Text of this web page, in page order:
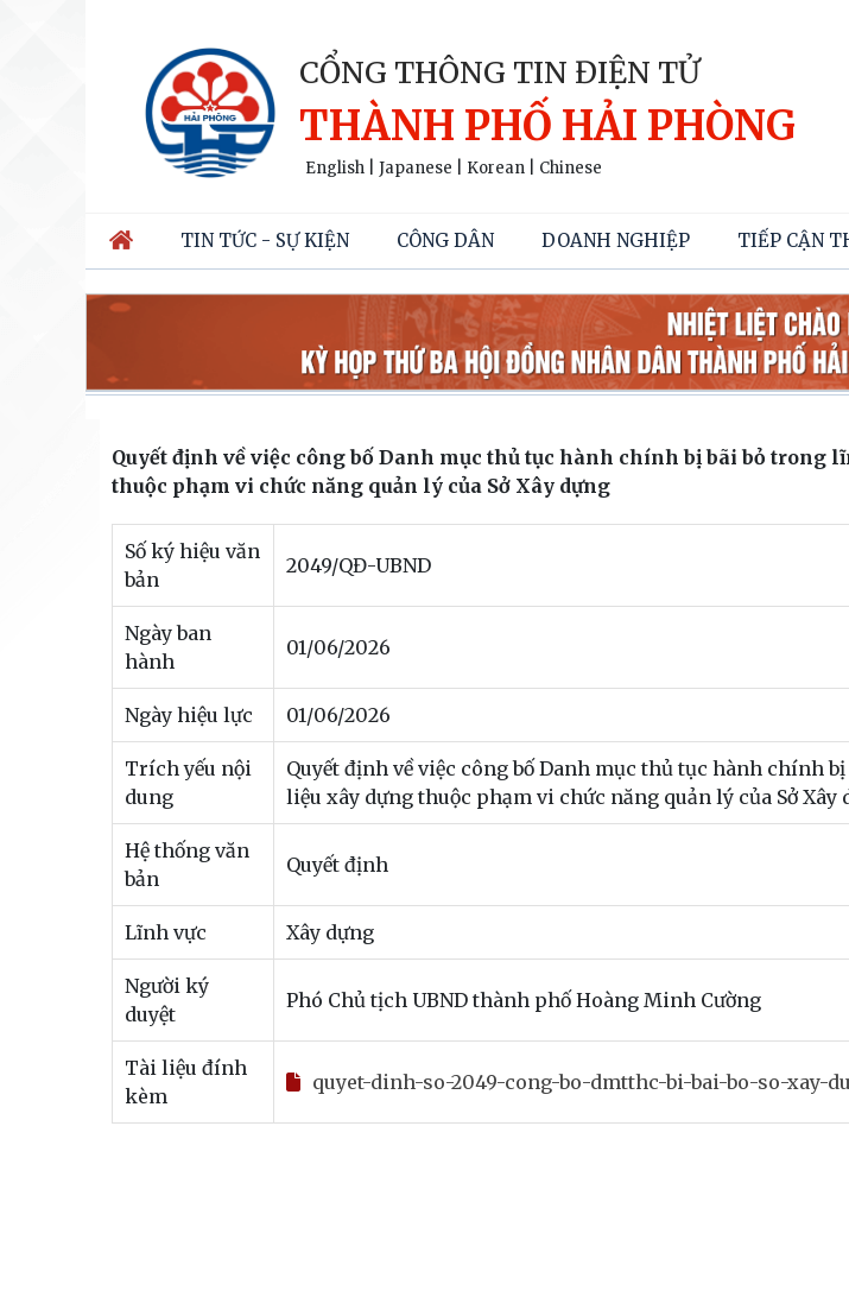
CỔNG THÔNG TIN ĐIỆN TỬ
THÀNH PHỐ HẢI PHÒNG
English Japanese Korean Chinese
TIN TỨC - SỰ KIỆN CÔNG DÂN DOANH NGHIỆP TIẾP CẬN
Quyết định về việc công bố Danh mục thủ tục hành chính bị bãi bỏ trong
thuộc phạm vi chức năng quản lý của Sở Xây dựng
Số ký hiệu văn
bản
2049/QĐ-UBND
Ngày ban
hành
01/06/2026
Ngày hiệu lực 01/06/2026
Trích yếu nội
dung
Quyết định về việc công bố Danh mục thủ tục hành chính
liệu xây dựng thuộc phạm vi chức năng quản lý của Sở Xây
Hệ thống văn
bản
Quyết định
Lĩnh vực Xây dựng
Người ký
duyệt
Phó Chủ tịch UBND thành phố Hoàng Minh Cường
Tài liệu đính
kèm
quyet-dinh-so-2049-cong-bo-dmtthc-bi-bai-bo-so-xay-